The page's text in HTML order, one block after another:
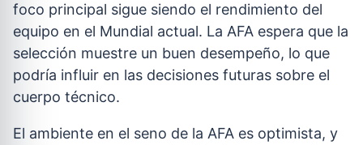
foco principal sigue siendo el rendimiento del
equipo en el Mundial actual. La AFA espera que la
selección muestre un buen desempeño, lo que
podría influir en las decisiones futuras sobre el
cuerpo técnico.
El ambiente en el seno de la AFA es optimista, y